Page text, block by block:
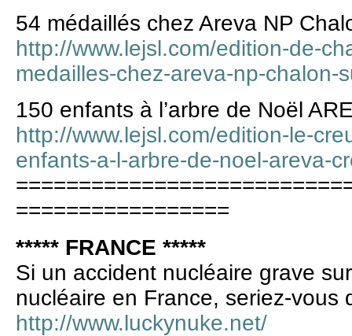
54 médaillés chez Areva NP
http://www.lejsl.com/edition-de-
medailles-chez-areva-np-chalon-
150 enfants à l’arbre de Noël
http://www.lejsl.com/edition-le-
enfants-a-l-arbre-de-noel-areva-
=================
***** FRANCE *****
Si un accident nucléaire grave
nucléaire en France, seriez-vous
http://www.luckynuke.net/